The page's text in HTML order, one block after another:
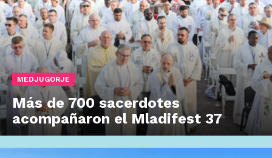
MEDJUGORJE
Más de 700 sacerdotes
acompañaron el Mladifest 37